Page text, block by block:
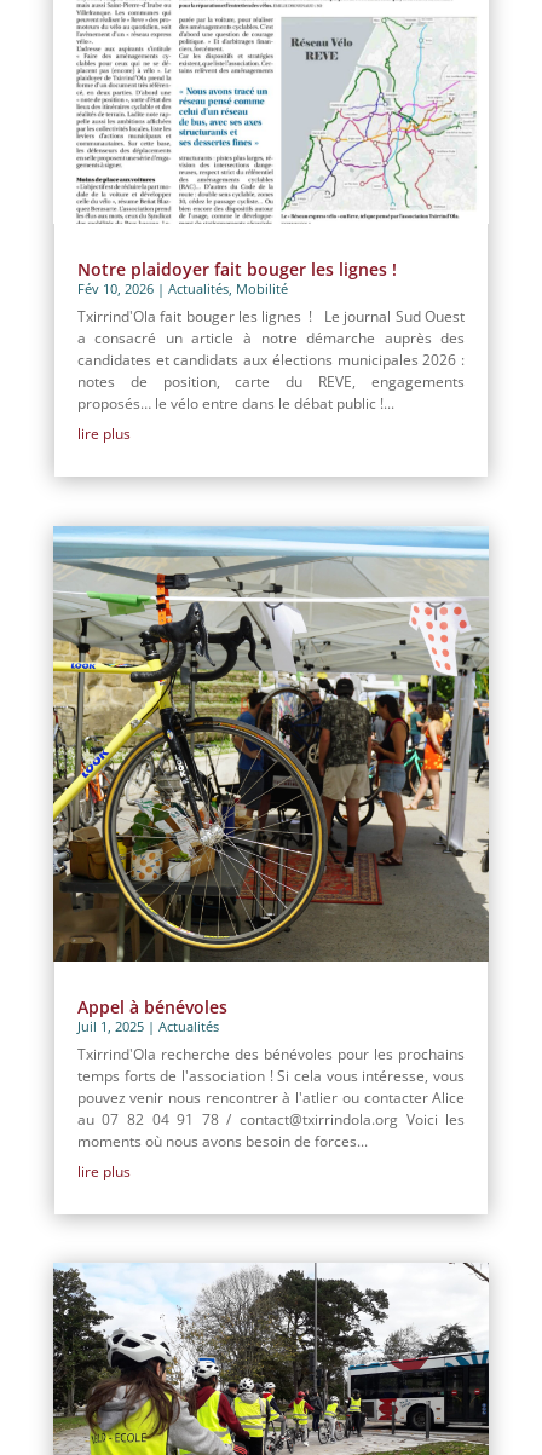
Notre plaidoyer fait bouger les lignes !
Fév 10, 2026| Actualités, Mobilité
Txirrind'Ola fait bouger les lignes ! Le journal Sud Ouest
a consacré un article à notre démarche auprès des
candidates et candidats aux élections municipales 2026 :
notes de position, carte du REVE, engagements
proposés… le vélo entre dans le débat public !...
lire plus
Appel à bénévoles
Juil 1, 2025| Actualités
Txirrind'Ola recherche des bénévoles pour les prochains
temps forts de l'association ! Si cela vous intéresse, vous
pouvez venir nous rencontrer à l'atlier ou contacter Alice
au 07 82 04 91 78 / contact@txirrindola.org Voici les
moments où nous avons besoin de forces...
lire plus